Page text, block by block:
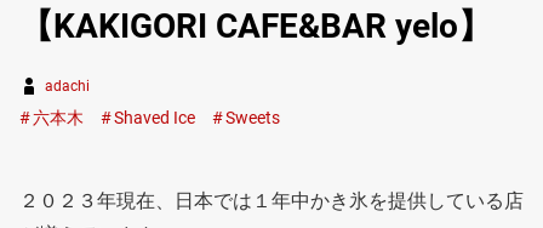
【KAKIGORI CAFE&BAR yelo】
adachi
六本木 Shaved Ice Sweets
２０２３年現在、日本では１年中かき氷を提供している店